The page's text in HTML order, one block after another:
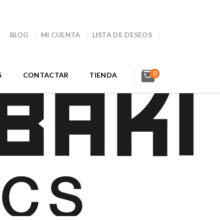
BLOG MI CUENTA LISTA DE DESEOS
CONTACTAR TIENDA 0